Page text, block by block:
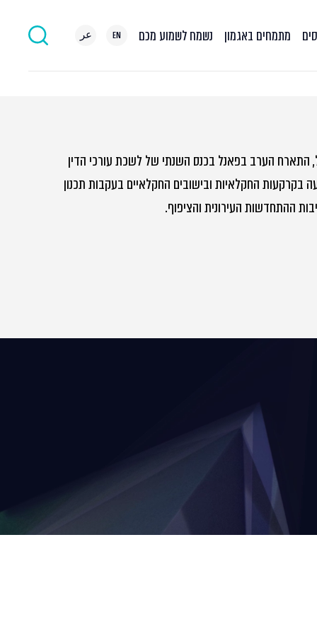
מתמחים באגמון נשמח לשמוע מכם EN عر
התארח הערב בפאנל בכנס השנתי של לשכת עורכי הדין
החקלאיות ובישובים החקלאיים בעקבות תכנון
ההתחדשות העירונית והציפוף.